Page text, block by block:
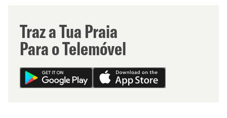
Traz a Tua Praia
Para o Telemóvel